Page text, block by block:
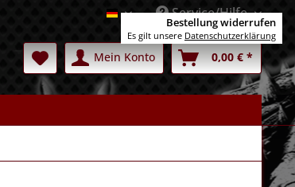
DeutschService/Hilfe
Mein Konto 0,00 € *
Bestellung widerrufen
Es gilt unsere Datenschutzerklärung